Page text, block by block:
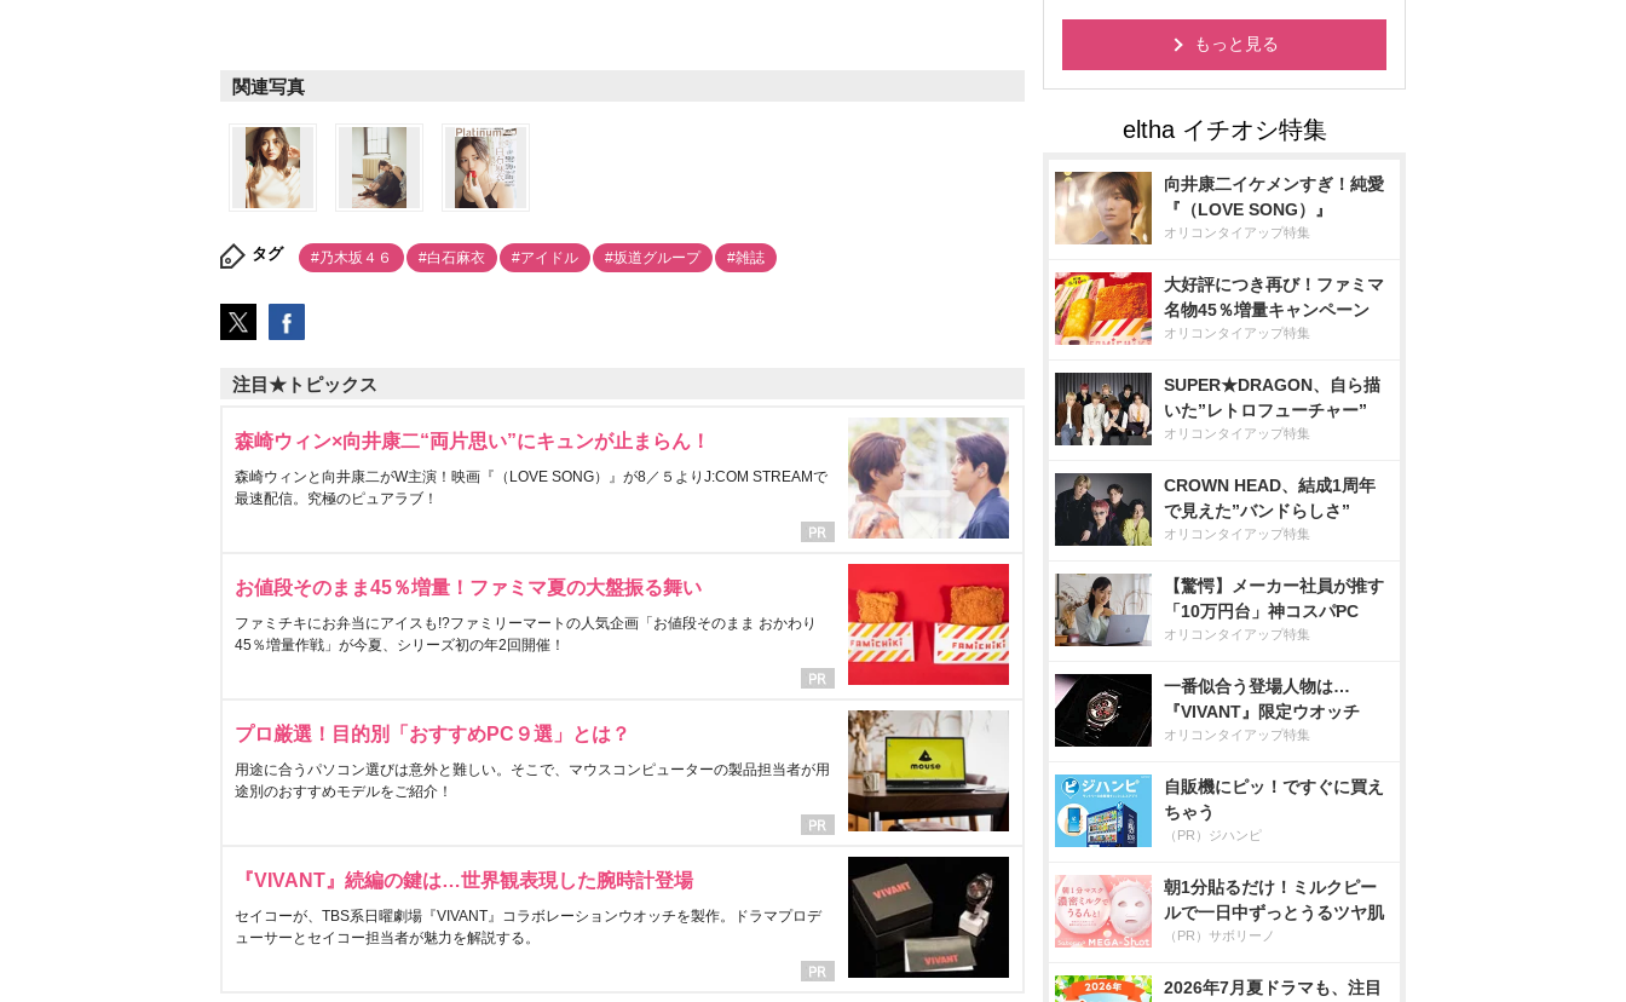
関連写真
タグ #乃木坂４６ #白石麻衣 #アイドル #坂道グループ #雑誌
注目★トピックス
森崎ウィン×向井康二“両片思い”にキュンが止まらん！
森崎ウィンと向井康二がW主演！映画『（LOVE SONG）』が8／５よりJ:COM STREAMで
最速配信。究極のピュアラブ！
お値段そのまま45％増量！ファミマ夏の大盤振る舞い
ファミチキにお弁当にアイスも!?ファミリーマートの人気企画「お値段そのまま おかわり
45％増量作戦」が今夏、シリーズ初の年2回開催！
プロ厳選！目的別「おすすめPC９選」とは？
用途に合うパソコン選びは意外と難しい。そこで、マウスコンピューターの製品担当者が用
途別のおすすめモデルをご紹介！
『VIVANT』続編の鍵は…世界観表現した腕時計登場
セイコーが、TBS系日曜劇場『VIVANT』コラボレーションウオッチを製作。ドラマプロデ
ューサーとセイコー担当者が魅力を解説する。
もっと見る
向井康二イケメンすぎ！純愛
『（LOVE SONG）』
オリコンタイアップ特集
大好評につき再び！ファミマ
名物45％増量キャンペーン
オリコンタイアップ特集
SUPER★DRAGON、自ら描
いた”レトロフューチャー”
オリコンタイアップ特集
CROWN HEAD、結成1周年
で見えた”バンドらしさ”
オリコンタイアップ特集
【驚愕】メーカー社員が推す
「10万円台」神コスパPC
オリコンタイアップ特集
一番似合う登場人物は…
『VIVANT』限定ウオッチ
オリコンタイアップ特集
自販機にピッ！ですぐに買え
ちゃう
（PR）ジハンピ
朝1分貼るだけ！ミルクピー
ルで一日中ずっとうるツヤ肌
（PR）サボリーノ
2026年7月夏ドラマも、注目